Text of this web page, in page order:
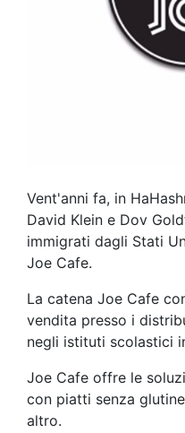
Vent'anni fa, in
David Klein e Dov
immigrati dagli Stati
Joe Cafe.
La catena Joe Cafe
vendita presso i
negli istituti scolastici
Joe Cafe offre le
con piatti senza
altro.